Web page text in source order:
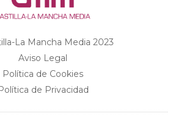
La Mancha Media 2023
Aviso Legal
Política de Cookies
de Privacidad